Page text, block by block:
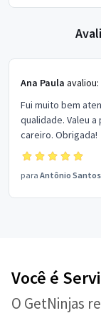
Ana Paula avaliou:
Fui muito bem
qualidade. Valeu
careiro. Obrigada!
para Antônio Santos
Você é
O GetNinjas